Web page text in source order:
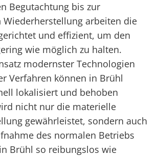
Begutachtung bis zur
Wiederherstellung arbeiten die
und effizient, um den
wie möglich zu halten.
modernster Technologien
Verfahren können in Brühl
lokalisiert und behoben
nicht nur die materielle
gewährleistet, sondern auch
des normalen Betriebs
Brühl so reibungslos wie